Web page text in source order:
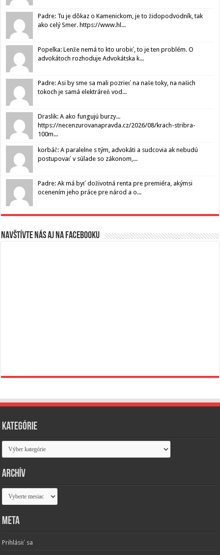
Padre: Tu je dôkaz o Kamenickom, je to židopodvodník, tak
ako celý Smer. https://www.hl...
Popelka: Lenže nemá to kto urobiť, to je ten problém. O
advokátoch rozhoduje Advokátska k...
Padre: Asi by sme sa mali pozrieť na naše toky, na našich
tokoch je samá elektráreň vod...
Draslik: A ako fungujú burzy...
https://necenzurovanapravda.cz/2026/08/krach-stribra-
100m...
korbáč: A paralelne s tým, advokáti a sudcovia ak nebudú
postupovať v súlade so zákonom,...
Padre: Ak má byť doživotná renta pre premiéra, akýmsi
ocenením jeho práce pre národ a o...
Navštívte nás aj na Facebooku
Kategórie
Kategórie
Archív
Archív
Meta
Prihlásiť sa